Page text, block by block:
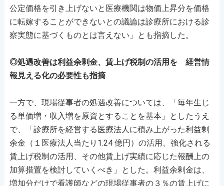
公定価格を引き上げないと医療機関は物価上昇分を価格
に転嫁することができないとの議論は診療所における診
察実態に基づくものとは言えない」とも指摘した。
◎処遇改善は利益余剰金、賃上げ税制の活用を 経営情
報見える化の必要性も指摘
一方で、現場従事者の処遇改善については、「毎年生じ
る単価増・収入増を原資とすることを基本」としたうえ
で、「診療所を経営する医療法人に積み上がった利益剰
余金（１医療法人当たり1.24 億円）の活用、強化される
賃上げ税制の活用、その他賃上げ実績に応じた報酬上の
加算措置を検討していくべき」とした。利益余剰金は、
増加分だけで看護師などの現場従事者の３％の賃上げに